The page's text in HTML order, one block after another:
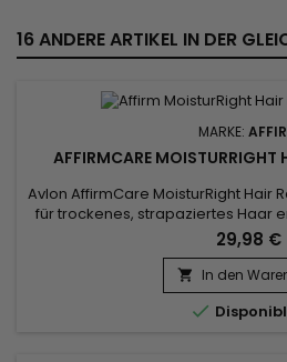
16 ANDERE ARTIKEL IN DER
MARKE:
AFFIRMCARE MOISTURRIGHT
Avlon AffirmCare MoisturRight Hair
für trockenes, strapaziertes Haar
natürlichen Inhaltsstoffen wie
spendet tief Feuchtigkeit
Haarwachstum.&nbsp; Affirm
nährende Maske mit hoher
Tiefe.&nbsp;
29,98 €
 In den
